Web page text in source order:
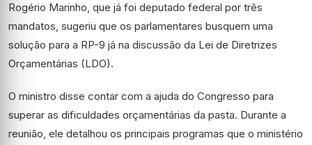
Rogério Marinho, que já foi deputado federal por três
mandatos, sugeriu que os parlamentares busquem uma
solução para a RP-9 já na discussão da Lei de Diretrizes
Orçamentárias (LDO).
O ministro disse contar com a ajuda do Congresso para
superar as dificuldades orçamentárias da pasta. Durante a
reunião, ele detalhou os principais programas que o ministério